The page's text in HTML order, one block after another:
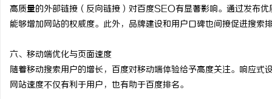
高质量的外部链接（反向链接）对百度SEO有显著影响。通过发布
能够增加网站的权威度。此外，品牌建设和用户口碑也间接促进搜索
六、移动端优化与页面速度
随着移动搜索用户的增长，百度对移动端体验给予高度关注。响应
网站速度不仅有利于用户，也有助于百度排名。